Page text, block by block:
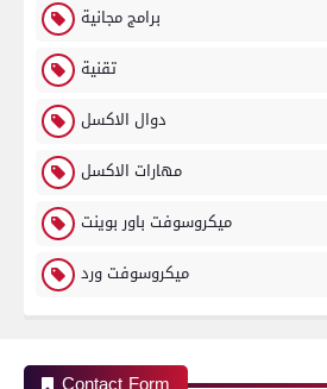
برامج مجانية
تقنية
دوال الاكسل
مهارات الاكسل
ميكروسوفت باور بوينت
ميكروسوفت ورد